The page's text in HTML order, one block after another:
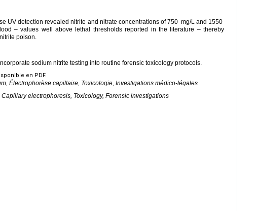
UV detection revealed nitrite and nitrate concentrations of 750 mg/L and 1550
– values well above lethal thresholds reported in the literature – thereby
poison.
sodium nitrite testing into routine forensic toxicology protocols.
en PDF.
Électrophorèse capillaire, Toxicologie, Investigations médico-légales
electrophoresis, Toxicology, Forensic investigations